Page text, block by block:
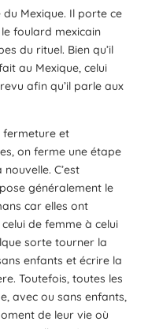
Mexique. Il porte ce
foulard mexicain
du rituel. Bien qu’il
au Mexique, celui
afin qu’il parle aux
fermeture et
on ferme une étape
C’est
généralement le
car elles ont
de femme à celui
sorte tourner la
enfants et écrire la
Toutefois, toutes les
avec ou sans enfants,
de leur vie où